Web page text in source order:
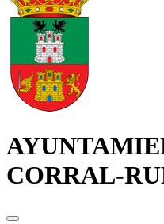
CORRAL-